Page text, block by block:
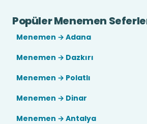
Popüler Menemen
Menemen → Adana
Menemen → Dazkırı
Menemen → Polatlı
Menemen → Dinar
Menemen → Antalya